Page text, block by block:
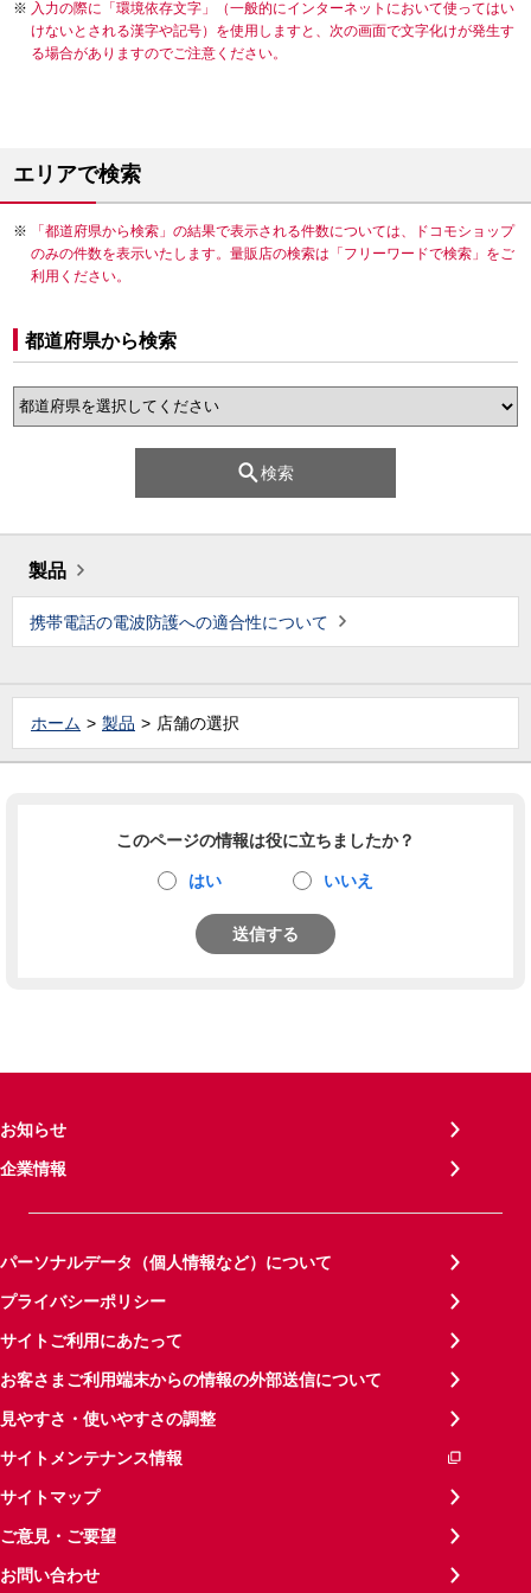
入力の際に「環境依存文字」（一般的にインターネットにおいて使ってはい
けないとされる漢字や記号）を使用しますと、次の画面で文字化けが発生す
る場合がありますのでご注意ください。
エリアで検索
「都道府県から検索」の結果で表示される件数については、ドコモショップ
のみの件数を表示いたします。量販店の検索は「フリーワードで検索」をご
利用ください。
都道府県から検索
検索
製品
携帯電話の電波防護への適合性について
ホーム 製品 店舗の選択
このページの情報は役に立ちましたか？
はい いいえ
送信する
お知らせ
企業情報
パーソナルデータ（個人情報など）について
プライバシーポリシー
サイトご利用にあたって
お客さまご利用端末からの情報の外部送信について
見やすさ・使いやすさの調整
サイトメンテナンス情報
サイトマップ
ご意見・ご要望
お問い合わせ